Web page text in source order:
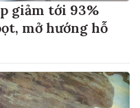
giảm tới 93%
mở hướng hỗ